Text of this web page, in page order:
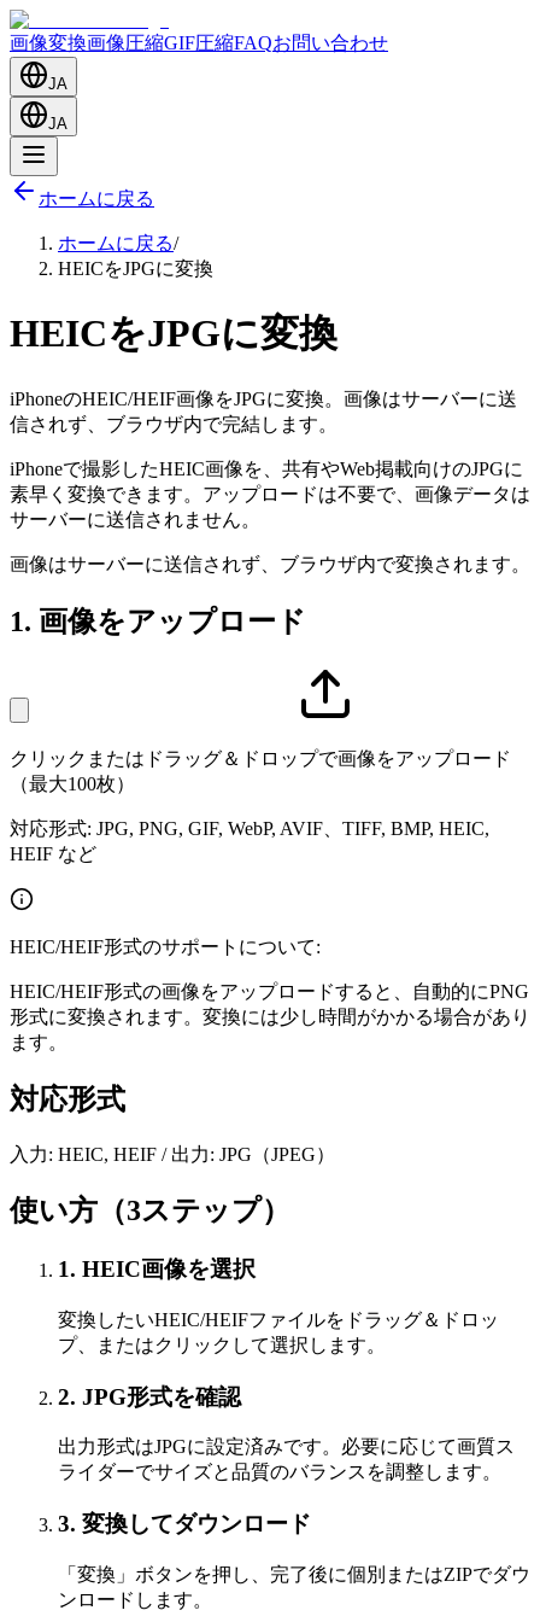
画像変換画像圧縮GIF圧縮FAQお問い合わせ
JA
JA
ホームに戻る
ホームに戻る/
HEICをJPGに変換
HEICをJPGに変換
iPhoneのHEIC/HEIF画像をJPGに変換。画像はサーバーに送
信されず、ブラウザ内で完結します。
iPhoneで撮影したHEIC画像を、共有やWeb掲載向けのJPGに
素早く変換できます。アップロードは不要で、画像データは
サーバーに送信されません。
画像はサーバーに送信されず、ブラウザ内で変換されます。
1. 画像をアップロード
クリックまたはドラッグ＆ドロップで画像をアップロード
（最大100枚）
対応形式: JPG, PNG, GIF, WebP, AVIF、TIFF, BMP, HEIC,
HEIF など
HEIC/HEIF形式のサポートについて:
HEIC/HEIF形式の画像をアップロードすると、自動的にPNG
形式に変換されます。変換には少し時間がかかる場合があり
ます。
対応形式
入力: HEIC, HEIF / 出力: JPG（JPEG）
使い方（3ステップ）
1. HEIC画像を選択
変換したいHEIC/HEIFファイルをドラッグ＆ドロッ
プ、またはクリックして選択します。
2. JPG形式を確認
出力形式はJPGに設定済みです。必要に応じて画質ス
ライダーでサイズと品質のバランスを調整します。
3. 変換してダウンロード
「変換」ボタンを押し、完了後に個別またはZIPでダウ
ンロードします。